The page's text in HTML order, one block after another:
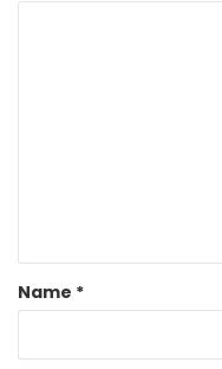
Name *